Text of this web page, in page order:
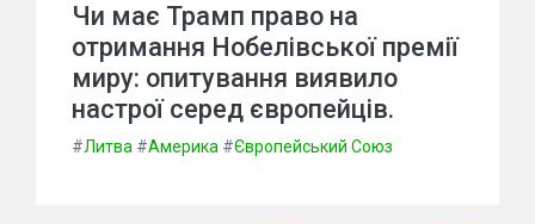
Чи має Трамп право на
отримання Нобелівської премії
миру: опитування виявило
настрої серед європейців.
#Литва #Америка #Європейський Союз